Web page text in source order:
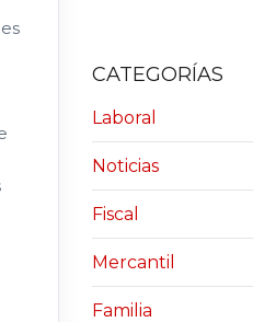
CATEGORÍAS
Laboral
Noticias
Fiscal
Mercantil
Familia